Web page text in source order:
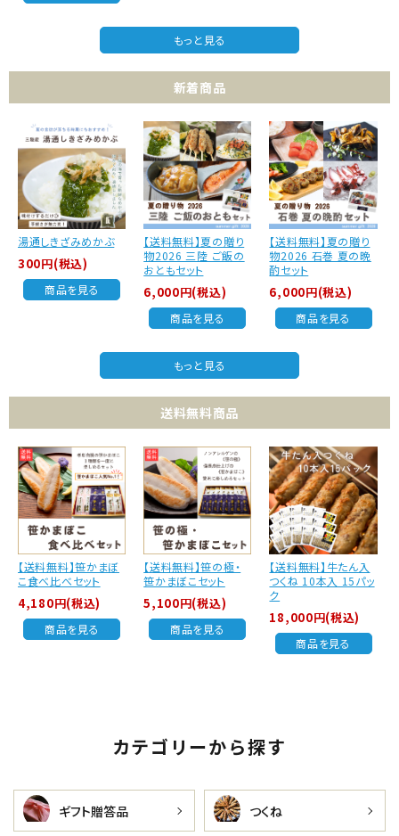
もっと見る
新着商品
湯通しきざみめかぶ
300円(税込)
商品を見る
【送料無料】夏の贈り
物2026 三陸 ご飯の
おともセット
6,000円(税込)
商品を見る
【送料無料】夏の贈り
物2026 石巻 夏の晩
酌セット
6,000円(税込)
商品を見る
もっと見る
送料無料商品
【送料無料】笹かまぼ
こ食べ比べセット
4,180円(税込)
商品を見る
【送料無料】笹の極・
笹かまぼこセット
5,100円(税込)
商品を見る
【送料無料】牛たん入
つくね 10本入 15パッ
ク
18,000円(税込)
商品を見る
カテゴリーから探す
ギフト贈答品 つくね